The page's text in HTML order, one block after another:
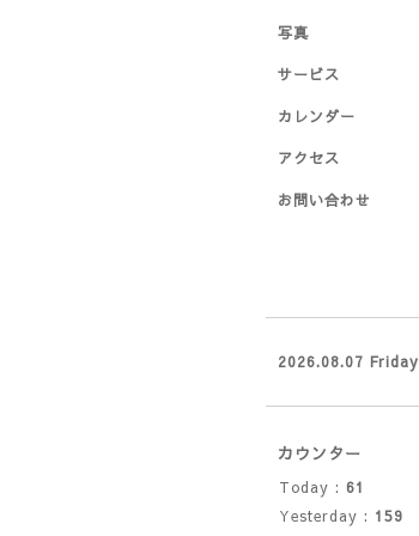
写真
サービス
カレンダー
アクセス
お問い合わせ
2026.08.07 Friday
カウンター
Today : 61
Yesterday : 159